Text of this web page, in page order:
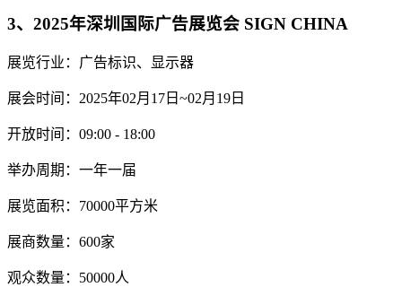
3、2025年深圳国际广告展览会 SIGN CHINA
展览行业：广告标识、显示器
展会时间：2025年02月17日~02月19日
开放时间：09:00 - 18:00
举办周期：一年一届
展览面积：70000平方米
展商数量：600家
观众数量：50000人